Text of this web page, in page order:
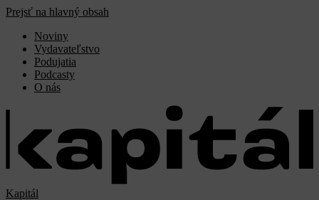
Prejsť na hlavný obsah
Noviny
Vydavateľstvo
Podujatia
Podcasty
O nás
Kapitál